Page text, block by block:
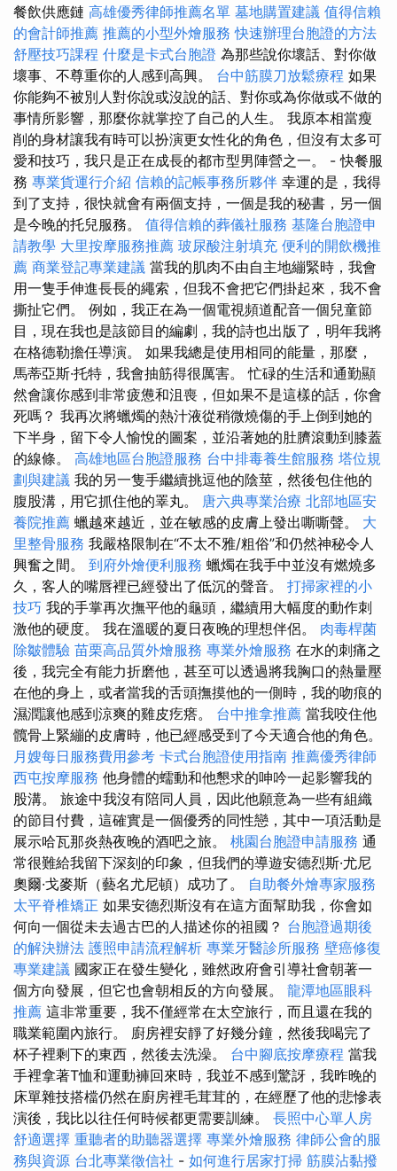
餐飲供應鏈 高雄優秀律師推薦名單 墓地購置建議 值得信賴
的會計師推薦 推薦的小型外燴服務 快速辦理台胞證的方法
舒壓技巧課程 什麼是卡式台胞證 為那些說你壞話、對你做
壞事、不尊重你的人感到高興。 台中筋膜刀放鬆療程 如果
你能夠不被別人對你說或沒說的話、對你或為你做或不做的
事情所影響，那麼你就掌控了自己的人生。 我原本相當瘦
削的身材讓我有時可以扮演更女性化的角色，但沒有太多可
愛和技巧，我只是正在成長的都市型男陣營之一。 - 快餐服
務 專業貨運行介紹 信賴的記帳事務所夥伴 幸運的是，我得
到了支持，很快就會有兩個支持，一個是我的秘書，另一個
是今晚的托兒服務。 值得信賴的葬儀社服務 基隆台胞證申
請教學 大里按摩服務推薦 玻尿酸注射填充 便利的開飲機推
薦 商業登記專業建議 當我的肌肉不由自主地繃緊時，我會
用一隻手伸進長長的繩索，但我不會把它們掛起來，我不會
撕扯它們。 例如，我正在為一個電視頻道配音一個兒童節
目，現在我也是該節目的編劇，我的詩也出版了，明年我將
在格德勒擔任導演。 如果我總是使用相同的能量，那麼，
馬蒂亞斯·托特，我會抽筋得很厲害。 忙碌的生活和通勤顯
然會讓你感到非常疲憊和沮喪，但如果不是這樣的話，你會
死嗎？ 我再次將蠟燭的熱汁液從稍微燒傷的手上倒到她的
下半身，留下令人愉悅的圖案，並沿著她的肚臍滾動到膝蓋
的線條。 高雄地區台胞證服務 台中排毒養生館服務 塔位規
劃與建議 我的另一隻手繼續挑逗他的陰莖，然後包住他的
腹股溝，用它抓住他的睪丸。 唐六典專業治療 北部地區安
養院推薦 蠟越來越近，並在敏感的皮膚上發出嘶嘶聲。 大
里整骨服務 我嚴格限制在“不太不雅/粗俗”和仍然神秘令人
興奮之間。 到府外燴便利服務 蠟燭在我手中並沒有燃燒多
久，客人的嘴唇裡已經發出了低沉的聲音。 打掃家裡的小
技巧 我的手掌再次撫平他的龜頭，繼續用大幅度的動作刺
激他的硬度。 我在溫暖的夏日夜晚的理想伴侶。 肉毒桿菌
除皺體驗 苗栗高品質外燴服務 專業外燴服務 在水的刺痛之
後，我完全有能力折磨他，甚至可以透過將我胸口的熱量壓
在他的身上，或者當我的舌頭撫摸他的一側時，我的吻痕的
濕潤讓他感到涼爽的雞皮疙瘩。 台中推拿推薦 當我咬住他
髖骨上緊繃的皮膚時，他已經感受到了今天適合他的角色。
月嫂每日服務費用參考 卡式台胞證使用指南 推薦優秀律師
西屯按摩服務 他身體的蠕動和他懇求的呻吟一起影響我的
股溝。 旅途中我沒有陪同人員，因此他願意為一些有組織
的節目付費，這確實是一個優秀的同性戀，其中一項活動是
展示哈瓦那炎熱夜晚的酒吧之旅。 桃園台胞證申請服務 通
常很難給我留下深刻的印象，但我們的導遊安德烈斯·尤尼
奧爾·戈麥斯（藝名尤尼頓）成功了。 自助餐外燴專家服務
太平脊椎矯正 如果安德烈斯沒有在這方面幫助我，你會如
何向一個從未去過古巴的人描述你的祖國？ 台胞證過期後
的解決辦法 護照申請流程解析 專業牙醫診所服務 壁癌修復
專業建議 國家正在發生變化，雖然政府會引導社會朝著一
個方向發展，但它也會朝相反的方向發展。 龍潭地區眼科
推薦 這非常重要，我不僅經常在太空旅行，而且還在我的
職業範圍內旅行。 廚房裡安靜了好幾分鐘，然後我喝完了
杯子裡剩下的東西，然後去洗澡。 台中腳底按摩療程 當我
手裡拿著T恤和運動褲回來時，我並不感到驚訝，我昨晚的
床單雜技搭檔仍然在廚房裡毛茸茸的，在經歷了他的悲慘表
演後，我比以往任何時候都更需要訓練。 長照中心單人房
舒適選擇 重聽者的助聽器選擇 專業外燴服務 律師公會的服
務與資源 台北專業徵信社 - 如何進行居家打掃 筋膜沾黏撥